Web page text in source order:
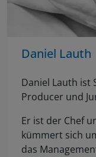
Daniel Lauth
Daniel Lauth ist
Producer und
Er ist der Chef
kümmert sich
das